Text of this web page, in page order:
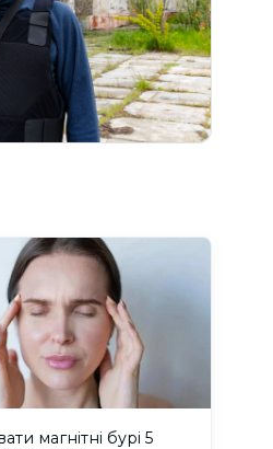
магнітні бурі 5